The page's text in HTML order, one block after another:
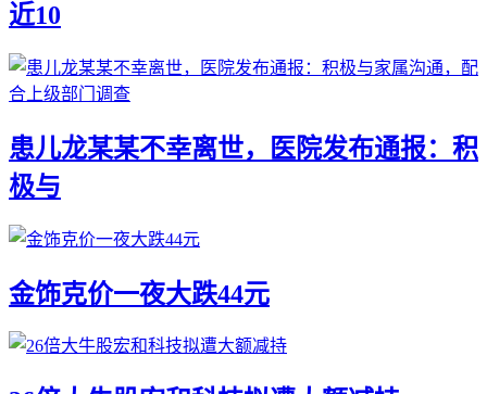
近10
患儿龙某某不幸离世，医院发布通报：积
极与
金饰克价一夜大跌44元